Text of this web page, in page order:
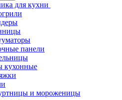
для кухни
панели
кухонные
и мороженицы